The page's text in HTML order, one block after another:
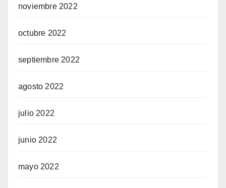
noviembre 2022
octubre 2022
septiembre 2022
agosto 2022
julio 2022
junio 2022
mayo 2022